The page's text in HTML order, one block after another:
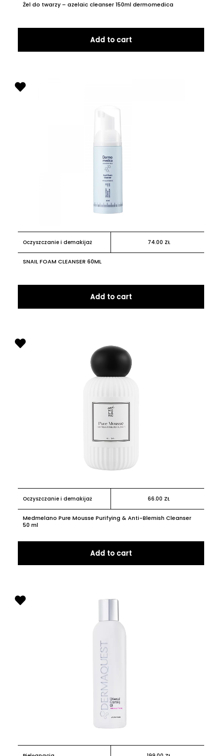
Żel do twarzy – azelaic cleanser 150ml dermomedica
Add to cart
Oczyszczanie i demakijaż 74.00 ZŁ
SNAIL FOAM CLEANSER 60ML
Add to cart
Oczyszczanie i demakijaż 66.00 ZŁ
Medmelano Pure Mousse Purifying & Anti-Blemish Cleanser
50 ml
Add to cart